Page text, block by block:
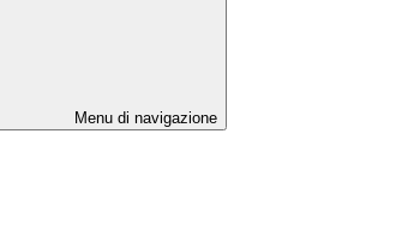
Menu di navigazione